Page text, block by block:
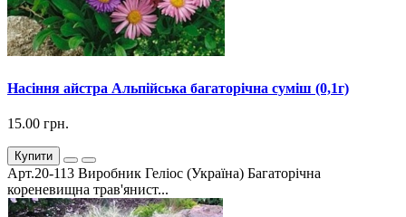
Насіння айстра Альпійська багаторічна суміш (0,1г)
15.00 грн.
Купити
Арт.20-113 Виробник Геліос (Україна) Багаторічна
кореневищна трав'янист...